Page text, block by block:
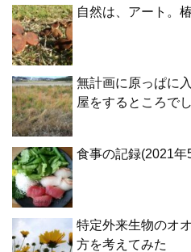
自然は、アート。
無計画に原っぱに
屋をするところで
食事の記録(2021年
特定外来生物のオ
方を考えてみた